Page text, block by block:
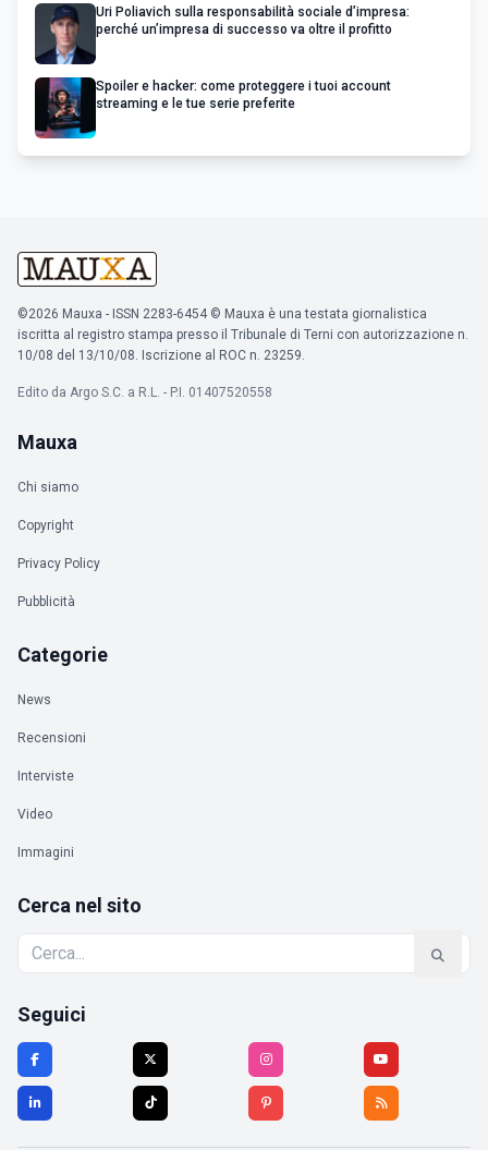
Uri Poliavich sulla responsabilità sociale d’impresa:
perché un’impresa di successo va oltre il profitto
Spoiler e hacker: come proteggere i tuoi account
streaming e le tue serie preferite
©2026 Mauxa - ISSN 2283-6454 © Mauxa è una testata giornalistica
iscritta al registro stampa presso il Tribunale di Terni con autorizzazione n.
10/08 del 13/10/08. Iscrizione al ROC n. 23259.
Edito da Argo S.C. a R.L. - P.I. 01407520558
Mauxa
Chi siamo
Copyright
Privacy Policy
Pubblicità
Categorie
News
Recensioni
Interviste
Video
Immagini
Cerca nel sito
Seguici